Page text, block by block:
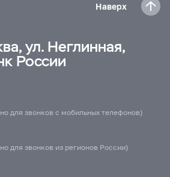
Наверх
ул. Неглинная,
России
для звонков с мобильных телефонов)
для звонков из регионов России)